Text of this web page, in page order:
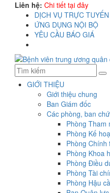
Liên hệ: Chi tiết tại đây
DỊCH VỤ TRỰC TUYẾN
ỨNG DỤNG NỘI BỘ
YÊU CẦU BÁO GIÁ
GIỚI THIỆU
Giới thiệu chung
Ban Giám đốc
Các phòng, ban
Phòng Tham
Phòng Kế
Phòng Chính
Phòng Khoa
Phòng Điều
Phòng Tài
Phòng Hậu